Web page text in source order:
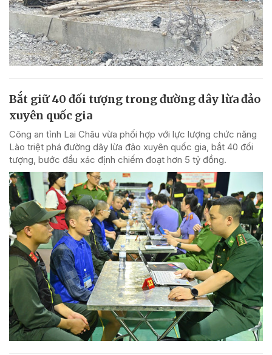
Bắt giữ 40 đối tượng trong đường dây lừa đảo
xuyên quốc gia
Công an tỉnh Lai Châu vừa phối hợp với lực lượng chức năng
Lào triệt phá đường dây lừa đảo xuyên quốc gia, bắt 40 đối
tượng, bước đầu xác định chiếm đoạt hơn 5 tỷ đồng.